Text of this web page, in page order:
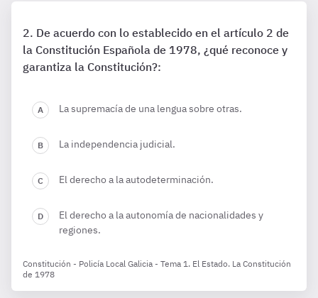
De acuerdo con lo establecido en el artículo 2 de
la Constitución Española de 1978, ¿qué reconoce y
garantiza la Constitución?:
La supremacía de una lengua sobre otras.
La independencia judicial.
El derecho a la autodeterminación.
El derecho a la autonomía de nacionalidades y
regiones.
Constitución - Policía Local Galicia - Tema 1. El Estado. La Constitución
de 1978